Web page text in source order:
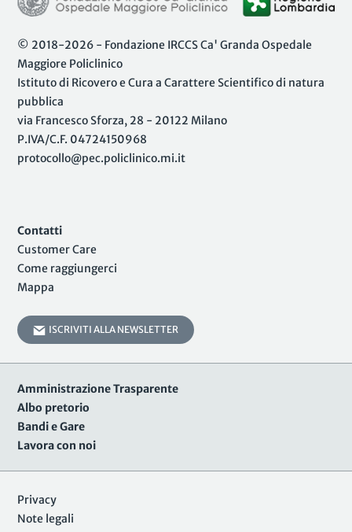
© 2018-2026 - Fondazione IRCCS Ca' Granda Ospedale
Maggiore Policlinico
Istituto di Ricovero e Cura a Carattere Scientifico di natura
pubblica
via Francesco Sforza, 28 - 20122 Milano
P.IVA/C.F. 04724150968
protocollo@pec.policlinico.mi.it
Contatti
Customer Care
Come raggiungerci
Mappa
ISCRIVITI ALLA NEWSLETTER
Amministrazione Trasparente
Albo pretorio
Bandi e Gare
Lavora con noi
Privacy
Note legali